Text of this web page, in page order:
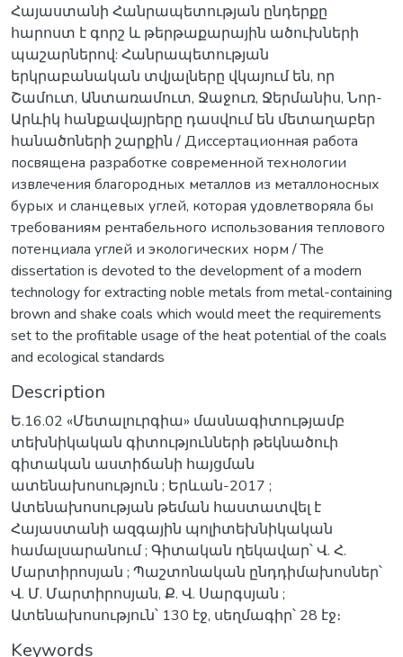
Հայաստանի Հանրապետության ընդերքը
հարոստ է գորշ և թերթաքարային ածուխների
պաշարներով: Հանրապետության
երկրաբանական տվյալները վկայում են, որ
Շամուտ, Անտառամուտ, Ջաջուռ, Ջերմանիս, Նոր-
Արևիկ հանքավայրերը դասվում են մետաղաբեր
հանածոների շարքին / Диссертационная работа
посвящена разработке современной технологии
извлечения благородных металлов из металлоносных
бурых и сланцевых углей, которая удовлетворяла бы
требованиям рентабельного использования теплового
потенциала углей и экологических норм / The
dissertation is devoted to the development of a modern
technology for extracting noble metals from metal-containing
brown and shake coals which would meet the requirements
set to the profitable usage of the heat potential of the coals
and ecological standards
Description
Ե.16.02 «Մետալուրգիա» մասնագիտությամբ
տեխնիկական գիտությունների թեկնածուի
գիտական աստիճանի հայցման
ատենախոսություն ; Երևան-2017 ;
Ատենախոսության թեման հաստատվել է
Հայաստանի ազգային պոլիտեխնիկական
համալսարանում ; Գիտական ղեկավար՝ Վ. Հ.
Մարտիրոսյան ; Պաշտոնական ընդդիմախոսներ՝
Վ. Մ. Մարտիրոսյան, Ք. Վ. Սարգսյան ;
Ատենախոսություն՝ 130 էջ, սեղմագիր՝ 28 էջ։
Keywords